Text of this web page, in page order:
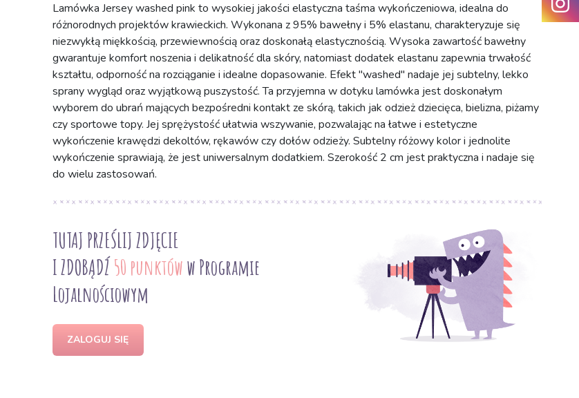
Lamówka Jersey washed pink to wysokiej jakości elastyczna taśma wykończeniowa, idealna do
różnorodnych projektów krawieckich. Wykonana z 95% bawełny i 5% elastanu, charakteryzuje się
niezwykłą miękkością, przewiewnością oraz doskonałą elastycznością. Wysoka zawartość bawełny
gwarantuje komfort noszenia i delikatność dla skóry, natomiast dodatek elastanu zapewnia trwałość
kształtu, odporność na rozciąganie i idealne dopasowanie. Efekt "washed" nadaje jej subtelny, lekko
sprany wygląd oraz wyjątkową puszystość. Ta przyjemna w dotyku lamówka jest doskonałym
wyborem do ubrań mających bezpośredni kontakt ze skórą, takich jak odzież dziecięca, bielizna, piżamy
czy sportowe topy. Jej sprężystość ułatwia wszywanie, pozwalając na łatwe i estetyczne
wykończenie krawędzi dekoltów, rękawów czy dołów odzieży. Subtelny różowy kolor i jednolite
wykończenie sprawiają, że jest uniwersalnym dodatkiem. Szerokość 2 cm jest praktyczna i nadaje się
do wielu zastosowań.
TUTAJ PRZEŚLIJ ZDJĘCIE
I ZDOBĄDŹ 50 punktóww Programie
Lojalnościowym
ZALOGUJ SIĘ